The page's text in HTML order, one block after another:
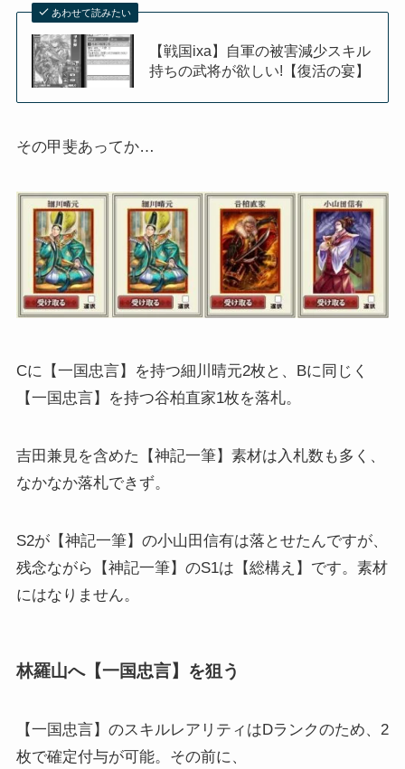
あわせて読みたい
【戦国ixa】自軍の被害減少スキル
持ちの武将が欲しい!【復活の宴】
その甲斐あってか…
Cに【一国忠言】を持つ細川晴元2枚と、Bに同じく
【一国忠言】を持つ谷柏直家1枚を落札。
吉田兼見を含めた【神記一筆】素材は入札数も多く、
なかなか落札できず。
S2が【神記一筆】の小山田信有は落とせたんですが、
残念ながら【神記一筆】のS1は【総構え】です。素材
にはなりません。
林羅山へ【一国忠言】を狙う
【一国忠言】のスキルレアリティはDランクのため、2
枚で確定付与が可能。その前に、